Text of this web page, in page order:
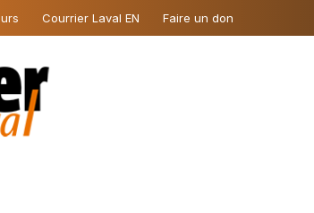
Courrier Laval EN Faire un don